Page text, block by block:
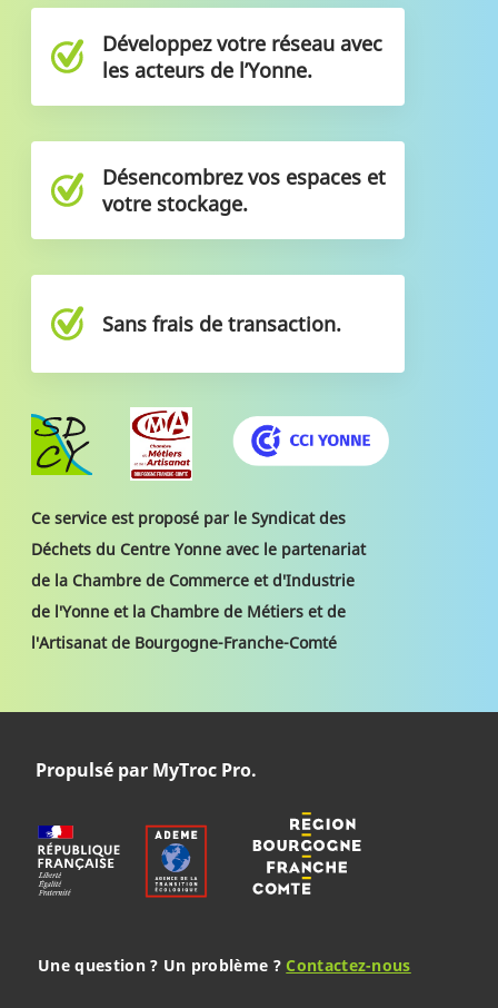
Développez votre réseau avec
les acteurs de l’Yonne.
Désencombrez vos espaces et
votre stockage.
Sans frais de transaction.
Ce service est proposé par le Syndicat des
Déchets du Centre Yonne avec le partenariat
de la Chambre de Commerce et d'Industrie
de l'Yonne et la Chambre de Métiers et de
l'Artisanat de Bourgogne-Franche-Comté
Propulsé par MyTroc Pro.
Une question ? Un problème ?Contactez-nous